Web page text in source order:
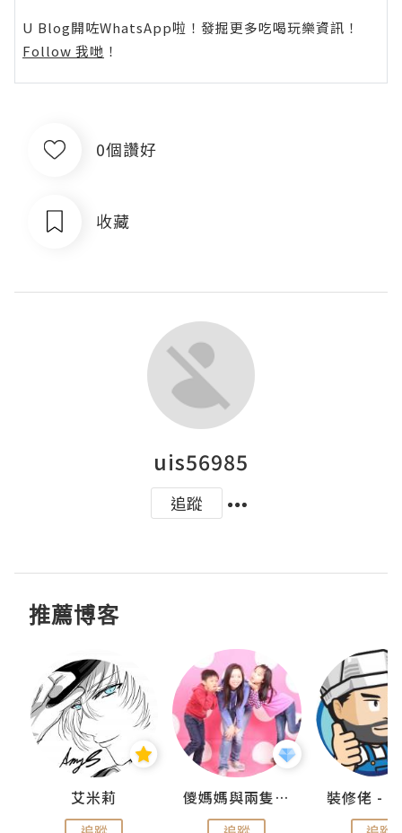
U Blog開咗WhatsApp啦！發掘更多吃喝玩樂資訊！
Follow 我哋 ！
0個讚好
收藏
uis56985
追蹤
推薦博客
艾米莉 儍媽媽與兩隻小魔怪之家